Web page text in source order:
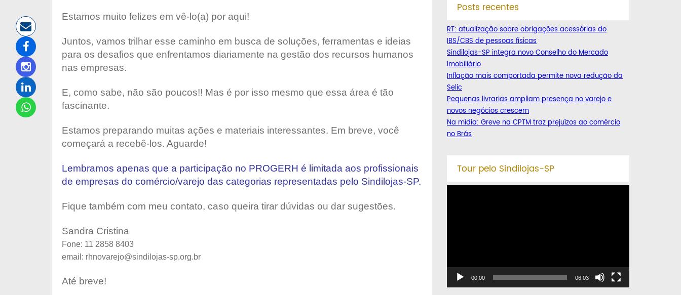
Estamos muito felizes em vê-lo(a) por aqui!
Juntos, vamos trilhar esse caminho em busca de soluções, ferramentas e ideias
para os desafios que enfrentamos diariamente na gestão dos recursos humanos
nas empresas.
E, como sabe, não são poucos!! Mas é por isso mesmo que essa área é tão
fascinante.
Estamos preparando muitas ações e materiais interessantes. Em breve, você
começará a recebê-los. Aguarde!
Lembramos apenas que a participação no PROGERH é limitada aos profissionais
de empresas do comércio/varejo das categorias representadas pelo Sindilojas-SP.
Fique também com meu contato, caso queira tirar dúvidas ou dar sugestões.
Sandra Cristina
Fone: 11 2858 8403
email: rhnovarejo@sindilojas-sp.org.br
Até breve!
Posts recentes
RT: atualização sobre obrigações acessórias do
IBS/CBS de pessoas físicas
Sindilojas-SP integra novo Conselho do Mercado
Imobiliário
Inflação mais comportada permite nova redução da
Selic
Pequenas livrarias ampliam presença no varejo e
novos negócios crescem
Na mídia: Greve na CPTM traz prejuízos ao comércio
no Brás
Tour pelo Sindilojas-SP
00:00 06:03